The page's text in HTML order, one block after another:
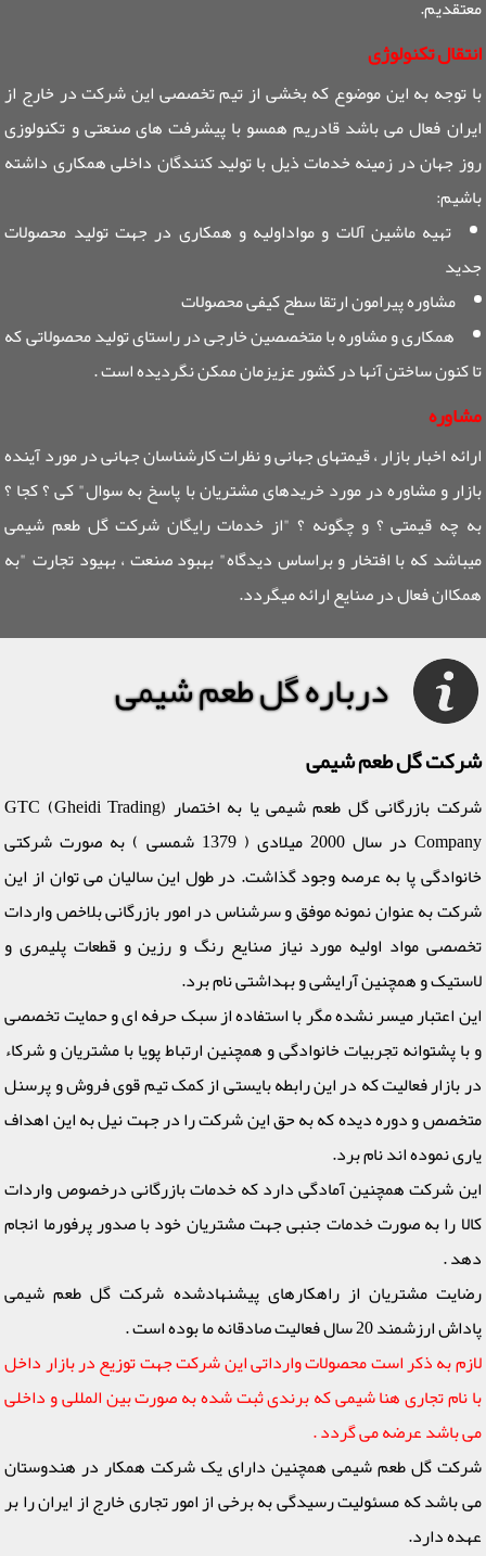
معتقدیم.
انتقال تکنولوژی
با توجه به این موضوع که بخشی از تیم تخصصی این شرکت در خارج از
ایران فعال می باشد قادریم همسو با پیشرفت های صنعتی و تکنولوزی
روز جهان در زمینه خدمات ذیل با تولید کنندگان داخلی همکاری داشته
باشیم:
تهیه ماشین آلات و مواداولیه و همکاری در جهت تولید محصولات
جدید
مشاوره پیرامون ارتقا سطح کیفی محصولات
همکاری و مشاوره با متخصصین خارجی در راستای تولید محصولاتی که
تا کنون ساختن آنها در کشور عزیزمان ممکن نگردیده است .
مشاوره
ارائه اخبار بازار ، قیمتهای جهانی و نظرات کارشناسان جهانی در مورد آینده
بازار و مشاوره در مورد خریدهای مشتریان با پاسخ به سوال" کی ؟ کجا ؟
به چه قیمتی ؟ و چگونه ؟ "از خدمات رایگان شرکت گل طعم شیمی
میباشد که با افتخار و براساس دیدگاه" بهبود صنعت ، بهیود تجارت "به
همکاان فعال در صنایع ارائه میگردد.
درباره گل طعم شیمی
شرکت گل طعم شیمی
شرکت بازرگانی گل طعم شیمی یا به اختصار (GTC (Gheidi Trading
Company در سال 2000 میلادی ( 1379 شمسی ) به صورت شرکتی
خانوادگی پا به عرصه وجود گذاشت. در طول این سالیان می توان از این
شرکت به عنوان نمونه موفق و سرشناس در امور بازرگانی بلاخص واردات
تخصصی مواد اولیه مورد نیاز صنایع رنگ و رزین و قطعات پلیمری و
لاستیک و همچنین آرایشی و بهداشتی نام برد.
این اعتبار میسر نشده مگر با استفاده از سبک حرفه ای و حمایت تخصصی
و با پشتوانه تجربیات خانوادگی و همچنین ارتباط پویا با مشتریان و شرکاء
در بازار فعالیت که در این رابطه بایستی از کمک تیم قوی فروش و پرسنل
متخصص و دوره دیده که به حق این شرکت را در جهت نیل به این اهداف
یاری نموده اند نام برد.
این شرکت همچنین آمادگی دارد که خدمات بازرگانی درخصوص واردات
کالا را به صورت خدمات جنبی جهت مشتریان خود با صدور پرفورما انجام
دهد .
رضایت مشتریان از راهکارهای پیشنهادشده شرکت گل طعم شیمی
پاداش ارزشمند 20 سال فعالیت صادقانه ما بوده است .
لازم به ذکر است محصولات وارداتی این شرکت جهت توزیع در بازار داخل
با نام تجاری هنا شیمی که برندی ثبت شده به صورت بین المللی و داخلی
می باشد عرضه می گردد .
شرکت گل طعم شیمی همچنین دارای یک شرکت همکار در هندوستان
می باشد که مسئولیت رسیدگی به برخی از امور تجاری خارج از ایران را بر
عهده دارد.